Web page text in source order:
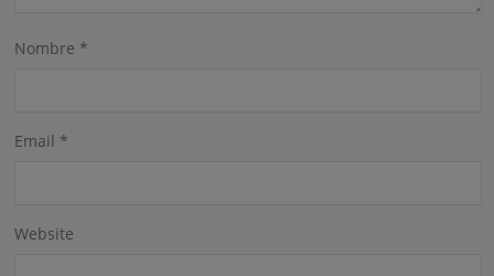
Nombre *
Email *
Website